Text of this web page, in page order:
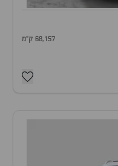
68,157 ק"מ